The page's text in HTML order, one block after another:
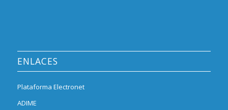
ENLACES
Plataforma Electronet
ADIME